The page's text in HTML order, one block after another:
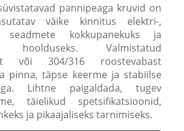
pannipeaga kruvid on
väike kinnitus elektri-,
seadmete kokkupanekuks ja
hoolduseks. Valmistatud
või 304/316 roostevabast
pinna, täpse keerme ja stabiilse
Lihtne paigaldada, tugev
täielikud spetsifikatsioonid,
ja pikaajaliseks tarnimiseks.